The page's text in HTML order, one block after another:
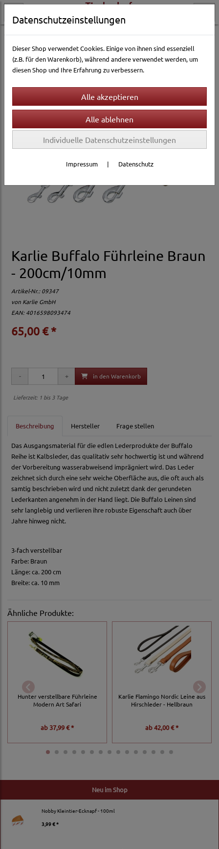
Neu im Shop
Nobby Kleintier-Ecknapf - 100ml
3,99 € *
Hundewelt Halsbänder & Leinen Leinen Lederleinen
Karlie Buffalo Führleine Braun
- 200cm/10mm
Artikel-Nr.:09347
von Karlie GmbH
EAN: 4016598093474
65,00 € *
in den Warenkorb
Lieferzeit: 1 bis 3 Tage
Beschreibung Hersteller Frage stellen
Das Ausgangsmaterial für die edlen Lederprodukte der Buffalo
Reihe ist Kalbsleder, das qualitativ sehr hochwertig ist und während
der Vorbereitung wasserabweisend imprägniert wird. Das Leder
zeichnet sich durch eine sehr weiche Oberfläche aus, die oft auch als
samtig beschrieben wird und nicht zuletzt dank der gerundeten
Lederkanten angenehm in der Hand liegt. Die Buffalo Leinen sind
sehr langlebig und verlieren ihre robuste Eigenschaft auch über
Jahre hinweg nicht.
3-fach verstellbar
Farbe: Braun
Länge: ca. 200 cm
Breite: ca. 10 mm
Ähnliche Produkte:
Hunter verstellbare Führleine
Modern Art Safari
ab 37,99 € *
Karlie Flamingo Nordic Leine aus
Hirschleder - Hellbraun
ab42,00 € *
Datenschutzeinstellungen
Dieser Shop verwendet Cookies. Einige von ihnen sind essenziell
(z.B. für den Warenkorb), während andere verwendet werden, um
diesen Shop und Ihre Erfahrung zu verbessern.
Individuelle Datenschutzeinstellungen
Impressum | Datenschutz